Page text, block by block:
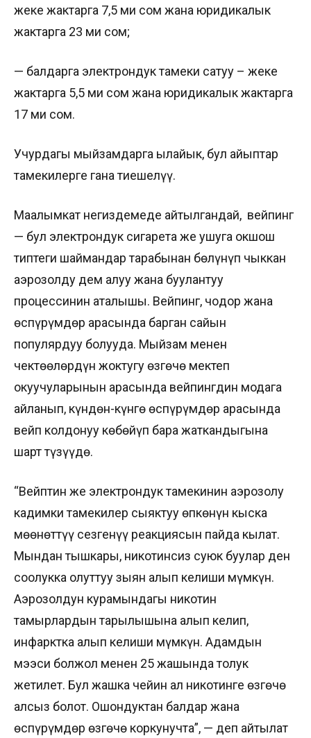
жеке жактарга 7,5 миң сом жана юридикалык
жактарга 23 миң сом;
— балдарга электрондук тамеки сатуу – жеке
жактарга 5,5 миң сом жана юридикалык жактарга
17 миң сом.
Учурдагы мыйзамдарга ылайык, бул айыптар
тамекилерге гана тиешелүү.
Маалымкат негиздемеде айтылгандай, вейпинг
— бул электрондук сигарета же ушуга окшош
типтеги шаймандар тарабынан бөлүнүп чыккан
аэрозолду дем алуу жана буулантуу
процессинин аталышы. Вейпинг, чоңдор жана
өспүрүмдөр арасында барган сайын
популярдуу болууда. Мыйзам менен
чектөөлөрдүн жоктугу өзгөчө мектеп
окуучуларынын арасында вейпингдин модага
айланып, күндөн-күнгө өспүрүмдөр арасында
вейп колдонуу көбөйүп бара жаткандыгына
шарт түзүүдө.
“Вейптин же электрондук тамекинин аэрозолу
кадимки тамекилер сыяктуу өпкөнүн кыска
мөөнөттүү сезгенүү реакциясын пайда кылат.
Мындан тышкары, никотинсиз суюк буулар ден
соолукка олуттуу зыян алып келиши мүмкүн.
Аэрозолдун курамындагы никотин
тамырлардын тарылышына алып келип,
инфарктка алып келиши мүмкүн. Адамдын
мээси болжол менен 25 жашында толук
жетилет. Бул жашка чейин ал никотинге өзгөчө
алсыз болот. Ошондуктан балдар жана
өспүрүмдөр өзгөчө коркунучта”, — деп айтылат